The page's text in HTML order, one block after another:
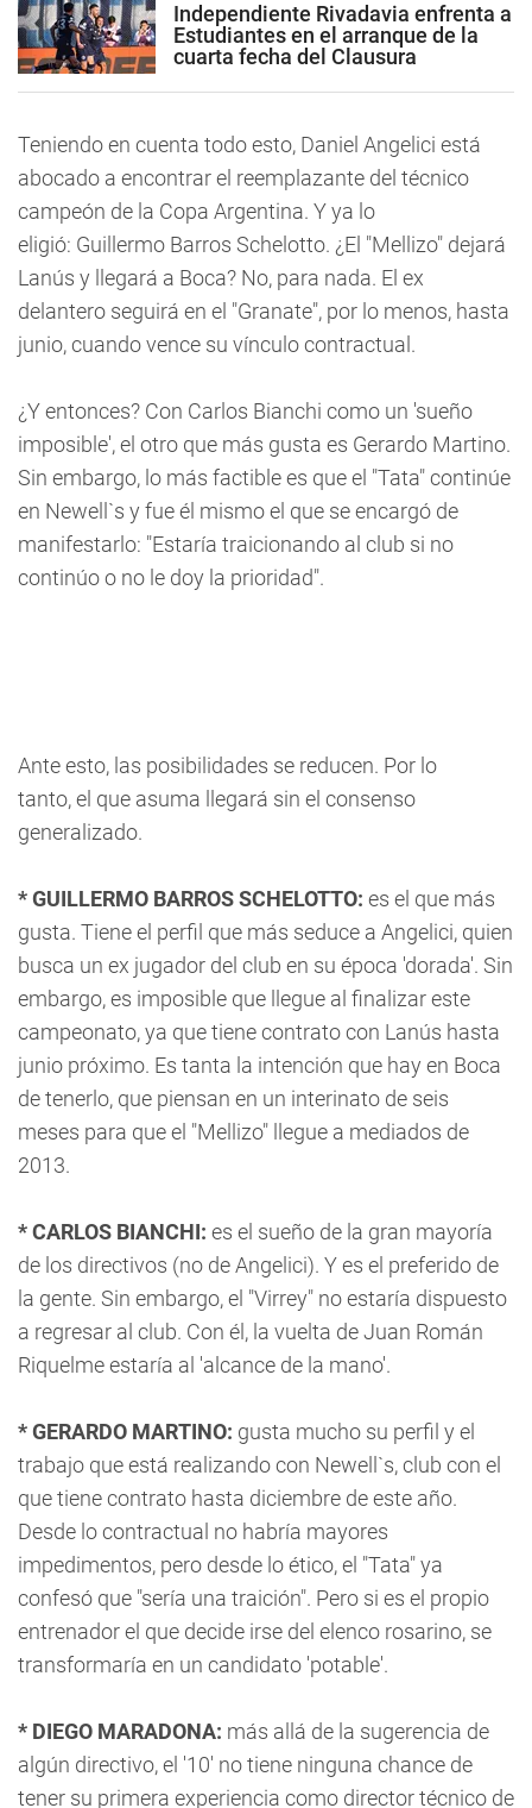
Independiente Rivadavia enfrenta a
Estudiantes en el arranque de la
cuarta fecha del Clausura
Teniendo en cuenta todo esto, Daniel Angelici está
abocado a encontrar el reemplazante del técnico
campeón de la Copa Argentina. Y ya lo
eligió: Guillermo Barros Schelotto. ¿El "Mellizo" dejará
Lanús y llegará a Boca? No, para nada. El ex
delantero seguirá en el "Granate", por lo menos, hasta
junio, cuando vence su vínculo contractual.
¿Y entonces? Con Carlos Bianchi como un 'sueño
imposible', el otro que más gusta es Gerardo Martino.
Sin embargo, lo más factible es que el "Tata" continúe
en Newell`s y fue él mismo el que se encargó de
manifestarlo: "Estaría traicionando al club si no
continúo o no le doy la prioridad".
Ante esto, las posibilidades se reducen. Por lo
tanto, el que asuma llegará sin el consenso
generalizado.
* GUILLERMO BARROS SCHELOTTO: es el que más
gusta. Tiene el perfil que más seduce a Angelici, quien
busca un ex jugador del club en su época 'dorada'. Sin
embargo, es imposible que llegue al finalizar este
campeonato, ya que tiene contrato con Lanús hasta
junio próximo. Es tanta la intención que hay en Boca
de tenerlo, que piensan en un interinato de seis
meses para que el "Mellizo" llegue a mediados de
2013.
* CARLOS BIANCHI: es el sueño de la gran mayoría
de los directivos (no de Angelici). Y es el preferido de
la gente. Sin embargo, el "Virrey" no estaría dispuesto
a regresar al club. Con él, la vuelta de Juan Román
Riquelme estaría al 'alcance de la mano'.
* GERARDO MARTINO: gusta mucho su perfil y el
trabajo que está realizando con Newell`s, club con el
que tiene contrato hasta diciembre de este año.
Desde lo contractual no habría mayores
impedimentos, pero desde lo ético, el "Tata" ya
confesó que "sería una traición". Pero si es el propio
entrenador el que decide irse del elenco rosarino, se
transformaría en un candidato 'potable'.
* DIEGO MARADONA: más allá de la sugerencia de
algún directivo, el '10' no tiene ninguna chance de
tener su primera experiencia como director técnico de